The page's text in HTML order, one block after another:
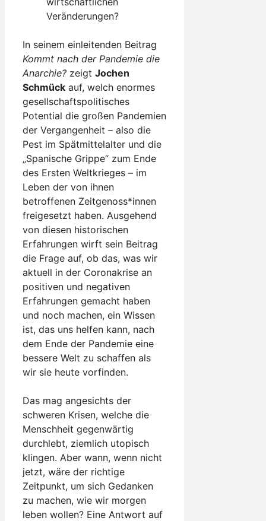
Veränderungen?
In seinem einleitenden Beitrag
Kommt nach der Pandemie die
Anarchie? zeigt Jochen
Schmück auf, welch enormes
gesellschaftspolitisches
Potential die großen Pandemien
der Vergangenheit – also die
Pest im Spätmittelalter und die
„Spanische Grippe“ zum Ende
des Ersten Weltkrieges – im
Leben der von ihnen
betroffenen Zeitgenoss*innen
freigesetzt haben. Ausgehend
von diesen historischen
Erfahrungen wirft sein Beitrag
die Frage auf, ob das, was wir
aktuell in der Coronakrise an
positiven und negativen
Erfahrungen gemacht haben
und noch machen, ein Wissen
ist, das uns helfen kann, nach
dem Ende der Pandemie eine
bessere Welt zu schaffen als
wir sie heute vorfinden.
Das mag angesichts der
schweren Krisen, welche die
Menschheit gegenwärtig
durchlebt, ziemlich utopisch
klingen. Aber wann, wenn nicht
jetzt, wäre der richtige
Zeitpunkt, um sich Gedanken
zu machen, wie wir morgen
leben wollen? Eine Antwort auf